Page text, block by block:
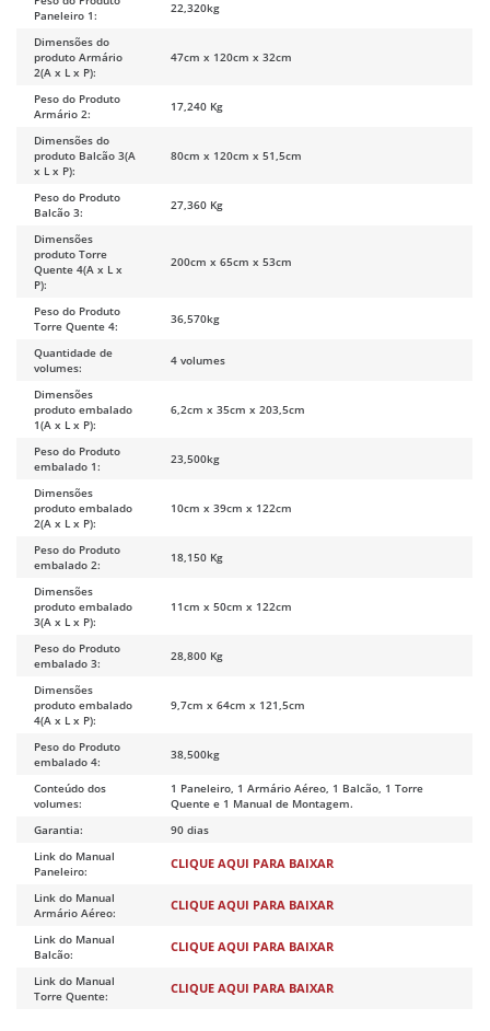
Paneleiro 1:
22,320kg
Dimensões do
produto Armário
2(A x L x P):
47cm x 120cm x 32cm
Peso do Produto
Armário 2:
17,240 Kg
Dimensões do
produto Balcão 3(A
x L x P):
80cm x 120cm x 51,5cm
Peso do Produto
Balcão 3:
27,360 Kg
Dimensões
produto Torre
Quente 4(A x L x
P):
200cm x 65cm x 53cm
Peso do Produto
Torre Quente 4:
36,570kg
Quantidade de
volumes:
4 volumes
Dimensões
produto embalado
1(A x L x P):
6,2cm x 35cm x 203,5cm
Peso do Produto
embalado 1:
23,500kg
Dimensões
produto embalado
2(A x L x P):
10cm x 39cm x 122cm
Peso do Produto
embalado 2:
18,150 Kg
Dimensões
produto embalado
3(A x L x P):
11cm x 50cm x 122cm
Peso do Produto
embalado 3:
28,800 Kg
Dimensões
produto embalado
4(A x L x P):
9,7cm x 64cm x 121,5cm
Peso do Produto
embalado 4:
38,500kg
Conteúdo dos
volumes:
1 Paneleiro, 1 Armário Aéreo, 1 Balcão, 1 Torre
Quente e 1 Manual de Montagem.
Garantia:
90 dias
Link do Manual
Paneleiro:
CLIQUE AQUI PARA BAIXAR
Link do Manual
Armário Aéreo:
CLIQUE AQUI PARA BAIXAR
Link do Manual
Balcão:
CLIQUE AQUI PARA BAIXAR
Link do Manual
Torre Quente:
CLIQUE AQUI PARA BAIXAR